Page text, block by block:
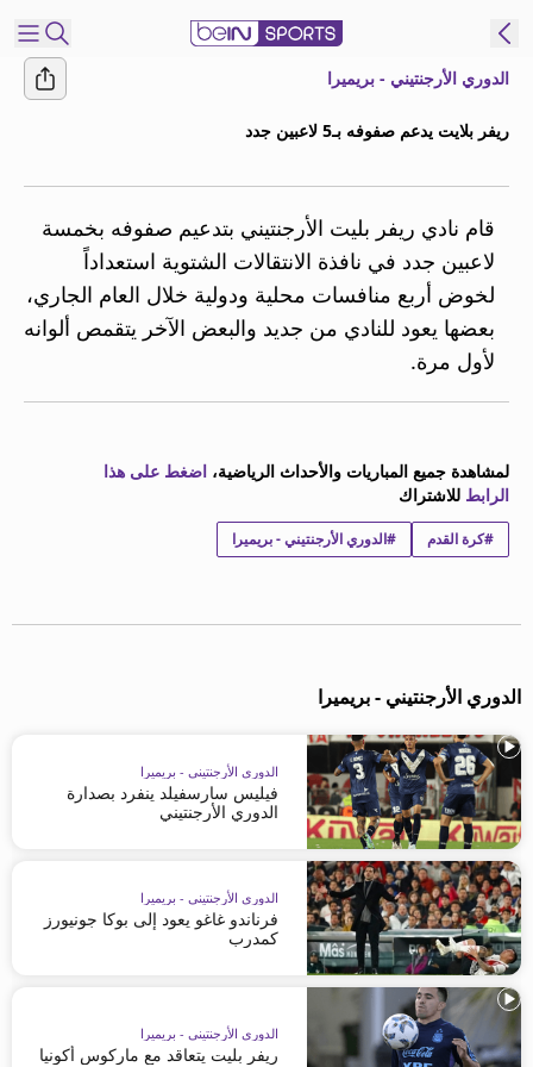
النسخة
MENA
إدارة
التنبيهات
انضم
الإخبارية
اتصل بنا
beIN CONNECT
beIN MEDIA GROUP
معلومات عن هذا الموقع
الدوري الأرجنتيني - بريميرا
ريفر بلايت يدعم صفوفه بـ5 لاعبين جدد
قام نادي ريفر بليت الأرجنتيني بتدعيم صفوفه بخمسة
لاعبين جدد في نافذة الانتقالات الشتوية استعداداً
لخوض أربع منافسات محلية ودولية خلال العام الجاري،
بعضها يعود للنادي من جديد والبعض الآخر يتقمص ألوانه
لأول مرة.
لمشاهدة جميع المباريات والأحداث الرياضية، اضغط على هذا
الرابط للاشتراك
#كرة القدم #الدوري الأرجنتيني - بريميرا
الدوري الأرجنتيني - بريميرا
الدوري الأرجنتيني - بريميرا
فيليس سارسفيلد ينفرد بصدارة
الدوري الأرجنتيني
الدوري الأرجنتيني - بريميرا
فرناندو غاغو يعود إلى بوكا جونيورز
كمدرب
الدوري الأرجنتيني - بريميرا
ريفر بليت يتعاقد مع ماركوس أكونيا